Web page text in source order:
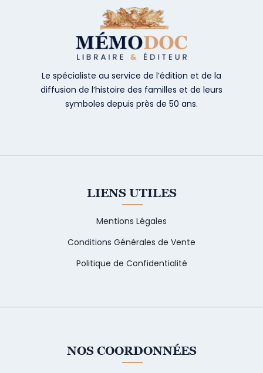
Le spécialiste au service de l’édition et de la
diffusion de l’histoire des familles et de leurs
symboles depuis près de 50 ans.
LIENS UTILES
Mentions Légales
Conditions Générales de Vente
Politique de Confidentialité
NOS COORDONNÉES